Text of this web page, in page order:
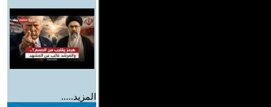
المزيد.....